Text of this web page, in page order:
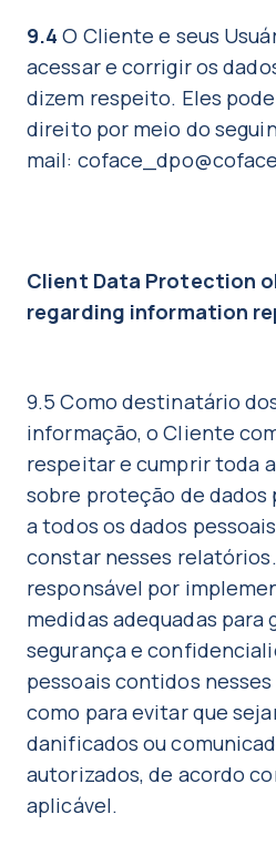
9.4 O Cliente e seus
acessar e corrigir os
dizem respeito. Eles
direito por meio do
mail:
Client Data Protection
regarding information
9.5 Como destinatário
informação, o Cliente
respeitar e cumprir toda
sobre proteção de dados
a todos os dados
constar nesses
responsável por
medidas adequadas
segurança e
pessoais contidos
como para evitar que
danificados ou
autorizados, de acordo
aplicável.